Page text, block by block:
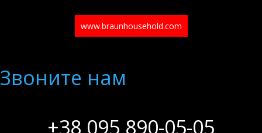
www.braunhousehold.com
Звоните нам
+38 095 890-05-05